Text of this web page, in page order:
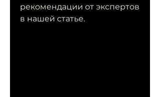
рекомендации от экспертов
в нашей статье.